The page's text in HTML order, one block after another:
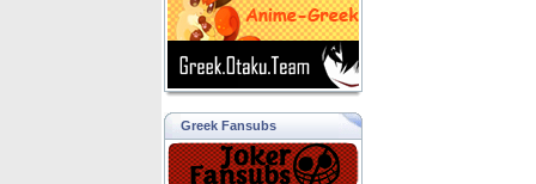
Greek Fansubs